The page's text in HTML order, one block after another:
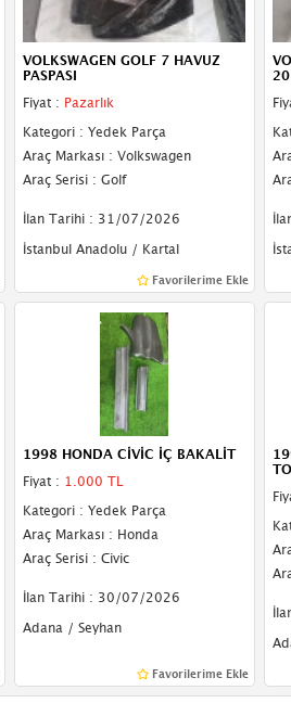
VOLKSWAGEN GOLF 7 HAVUZ
PASPASI
Fiyat : Pazarlık
Kategori : Yedek Parça
Araç Markası : Volkswagen
Araç Serisi : Golf
İlan Tarihi : 31/07/2026
İstanbul Anadolu / Kartal
Favorilerime Ekle
1998 HONDA CİVİC İÇ BAKALİT
Fiyat : 1.000 TL
Kategori : Yedek Parça
Araç Markası : Honda
Araç Serisi : Civic
İlan Tarihi : 30/07/2026
Adana / Seyhan
Favorilerime Ekle